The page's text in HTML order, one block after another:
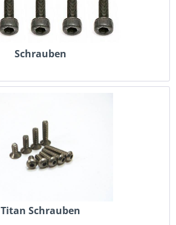
Schrauben
Titan Schrauben